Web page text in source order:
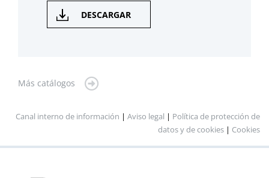
DESCARGAR
Más catálogos
Canal interno de información | Aviso legal | Política de protección de
datos y de cookies | Cookies